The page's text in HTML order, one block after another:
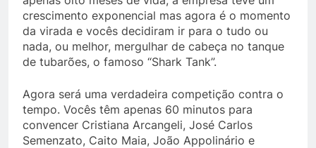
crescimento exponencial mas agora é o momento
da virada e vocês decidiram ir para o tudo ou
nada, ou melhor, mergulhar de cabeça no tanque
de tubarões, o famoso “Shark Tank”.
Agora será uma verdadeira competição contra o
tempo. Vocês têm apenas 60 minutos para
convencer Cristiana Arcangeli, José Carlos
Semenzato, Caito Maia, João Appolinário e